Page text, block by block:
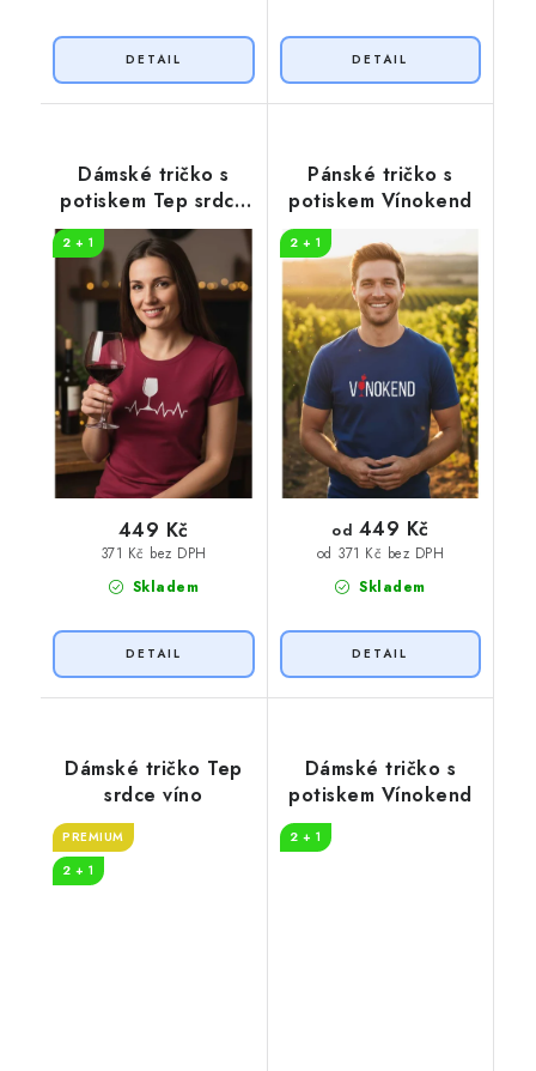
Dámské tričko s
potiskem Tep srdce
víno
2 + 1
Skladem
371 Kč bez DPH
449 Kč
Pánské tričko s
potiskem Vínokend
2 + 1
Skladem
od 371 Kč bez DPH
od 449 Kč
Dámské tričko Tep
srdce víno
PREMIUM
2 + 1
Dámské tričko s
potiskem Vínokend
2 + 1